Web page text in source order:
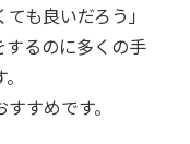
も良いだろう」
するのに多くの手
すめです。